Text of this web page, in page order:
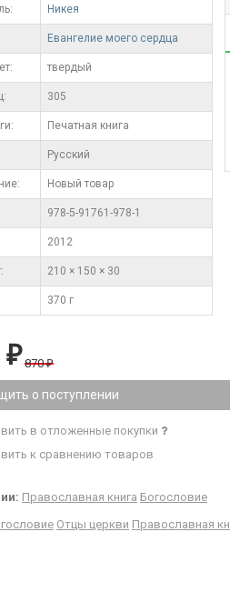
Никея
Евангелие моего сердца
твердый
305
Печатная книга
Русский
Новый товар
978-5-91761-978-1
2012
210 × 150 × 30
370 г
₽ 870₽
о поступлении
в отложенные покупки
к сравнению товаров
Православная книга Богословие
Отцы церкви Православная